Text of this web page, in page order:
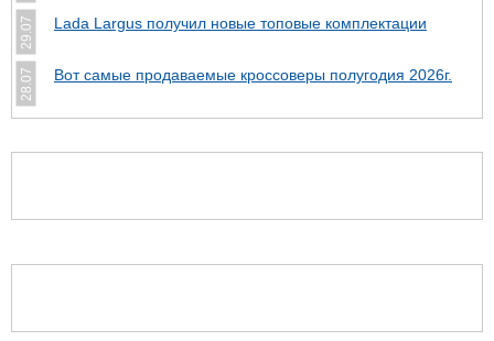
29.07 Lada Largus получил новые топовые комплектации
28.07 Вот самые продаваемые кроссоверы полугодия 2026г.